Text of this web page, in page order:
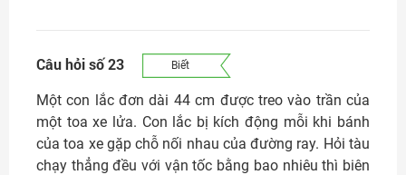
Câu hỏi số 23 Biết
Một con lắc đơn dài 44 cm được treo vào trần của
một toa xe lửa. Con lắc bị kích động mỗi khi bánh
của toa xe gặp chỗ nối nhau của đường ray. Hỏi tàu
chạy thẳng đều với vận tốc bằng bao nhiêu thì biên